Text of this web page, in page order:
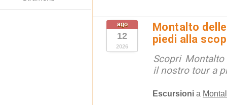
ago
12
2026
Montalto
piedi alla
Scopri
il nostro tour a
Escursioni a